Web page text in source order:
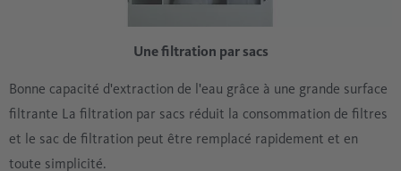
Une filtration par sacs
Bonne capacité d'extraction de l'eau grâce à une grande surface
filtrante La filtration par sacs réduit la consommation de filtres
et le sac de filtration peut être remplacé rapidement et en
toute simplicité.